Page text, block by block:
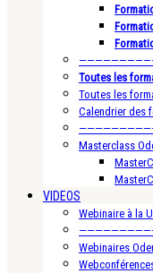
Toutes les
Toutes les
Calendrier des
Masterclass
VIDEOS
Webinaire à la
Webinaires